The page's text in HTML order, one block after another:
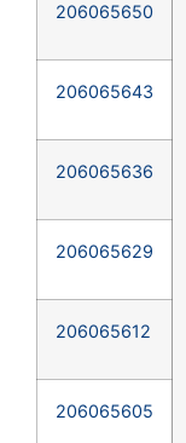
206065650
206065643
206065636
206065629
206065612
206065605